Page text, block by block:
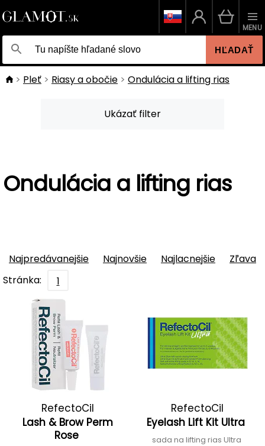
HĽADAŤ
MENU
Pleť Riasy a obočie Ondulácia a lifting rias
Ukázať filter
Ondulácia a lifting rias
Najpredávanejšie Najnovšie Najlacnejšie
Zľava
Stránka:
1
RefectoCil
Lash & Brow Perm
Rose
RefectoCil
Eyelash Lift Kit Ultra
sada na lifting rias Ultra